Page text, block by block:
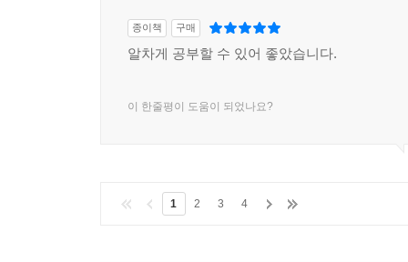
종이책 구매
알차게 공부할 수 있어 좋았습니다.
이 한줄평이 도움이 되었나요?
1 2 3 4